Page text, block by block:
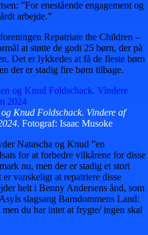
”For enestående engagement og
arbejde.”
Repatriate the Children –
at støtte de godt 25 børn, der på
Det er lykkedes at få de fleste børn
der er stadig fire børn tilbage.
Knud Foldschack. Vindere af
. Fotograf: Isaac Musoke
Natascha og Knud ”en
for at forbedre vilkårene for disse
nu, men der er stadig et stort
vanskeligt at repatriere disse
helt i Benny Andersens ånd, som
slagsang Barndommens Land:
du har intet at frygte/ ingen skal